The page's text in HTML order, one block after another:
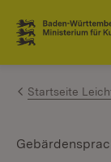
Zum
Link zur
Startseite